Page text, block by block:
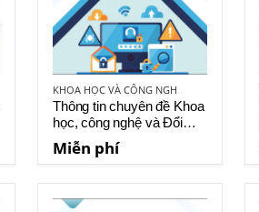
KHOA HỌC VÀ CÔNG NGHỆ VIỆT NAM
Thông tin chuyên đề Khoa
học, công nghệ và Đổi
mới sáng tạo số 5-2023
Miễn phí